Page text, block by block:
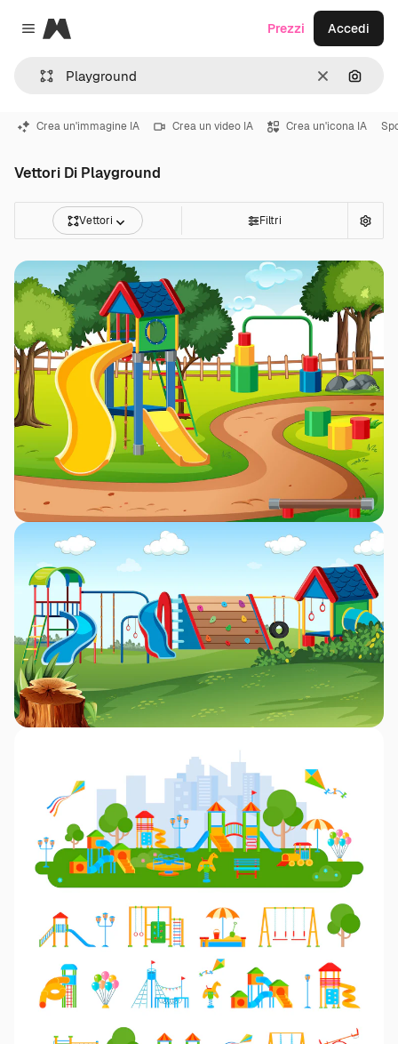
Close menu
Magnific
CancellaCerca
Prezzi Accedi
Crea un'immagine IA Crea un video IA Crea un'icona IA
Vettori Di Playground
Vettori Filtri